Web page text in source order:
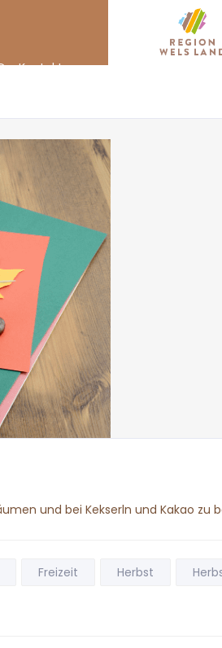
Kontakt
und bei Kekserln und Kakao zu
Freizeit Herbst